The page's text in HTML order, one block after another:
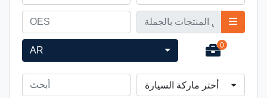
AR 0
أختر ماركة السيارة